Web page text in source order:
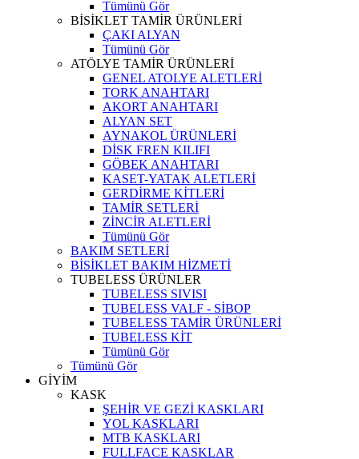
Tümünü Gör
BİSİKLET TAMİR ÜRÜNLERİ
ÇAKI ALYAN
Tümünü Gör
ATÖLYE TAMİR ÜRÜNLERİ
GENEL ATOLYE ALETLERİ
TORK ANAHTARI
AKORT ANAHTARI
ALYAN SET
AYNAKOL ÜRÜNLERİ
DİSK FREN KILIFI
GÖBEK ANAHTARI
KASET-YATAK ALETLERİ
GERDİRME KİTLERİ
TAMİR SETLERİ
ZİNCİR ALETLERİ
Tümünü Gör
BAKIM SETLERİ
BİSİKLET BAKIM HİZMETİ
TUBELESS ÜRÜNLER
TUBELESS SIVISI
TUBELESS VALF - SİBOP
TUBELESS TAMİR ÜRÜNLERİ
TUBELESS KİT
Tümünü Gör
Tümünü Gör
GİYİM
KASK
ŞEHİR VE GEZİ KASKLARI
YOL KASKLARI
MTB KASKLARI
FULLFACE KASKLAR